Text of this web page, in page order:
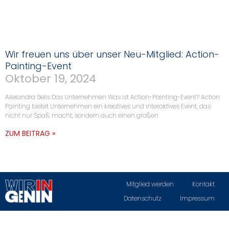
Wir freuen uns über unser Neu-Mitglied: Action-
Painting-Event
Oktober 19, 2024
Alexandra Seils Das Unternehmen Was ist Action-Painting-Event? Action
Painting bietet Unternehmen ein kreatives und interaktives Event, das
nicht nur Spaß macht, sondern auch einen großen
ZUM BEITRAG »
Mitglied werden
Kontakt
Datenschutz
Impressum